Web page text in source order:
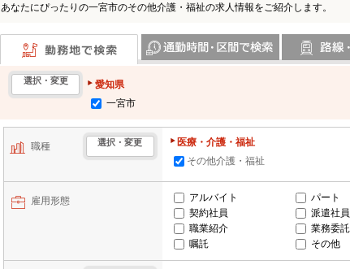
あなたにぴったりの一宮市のその他介護・福祉の求人情報をご紹介します。
勤務地で検索
選択・変更
愛知県
一宮市
職種 選択・変更
医療・介護・福祉
その他介護・福祉
雇用形態 アルバイト パート
契約社員
派遣社員
職業紹介
業務委託
嘱託
その他